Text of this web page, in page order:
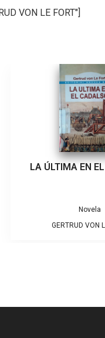
VON LE FORT"]
LA ÚLTIMA EN
Novela
GERTRUD VON